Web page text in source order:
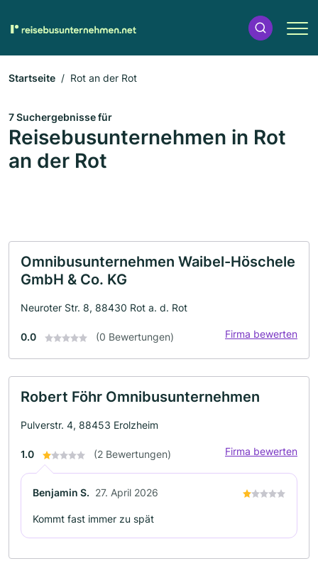
Startseite Rot an der Rot
7 Suchergebnisse für
Reisebusunternehmen in Rot
an der Rot
Omnibusunternehmen Waibel-Höschele
GmbH & Co. KG
Neuroter Str. 8, 88430 Rot a. d. Rot
0.0 (0 Bewertungen) Firma bewerten
Robert Föhr Omnibusunternehmen
Pulverstr. 4, 88453 Erolzheim
1.0 (2 Bewertungen) Firma bewerten
Benjamin S. 27. April 2026
Kommt fast immer zu spät